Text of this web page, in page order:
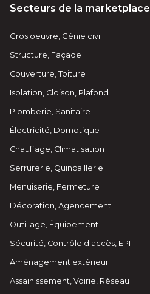
Secteurs de la marketplace
Gros oeuvre, Génie civil
Structure, Façade
Couverture, Toiture
Isolation, Cloison, Plafond
Plomberie, Sanitaire
Électricité, Domotique
Chauffage, Climatisation
Serrurerie, Quincaillerie
Menuiserie, Fermeture
Décoration, Agencement
Outillage, Équipement
Sécurité, Contrôle d'accès, EPI
Aménagement extérieur
Assainissement, Voirie, Réseau